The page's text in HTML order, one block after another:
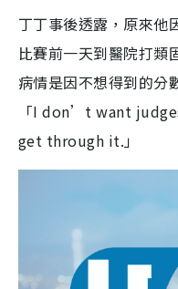
丁丁事後透露，原來他
比賽前一天到醫院打類
病情是因不想得到的分
「I don’t want
get through it.」